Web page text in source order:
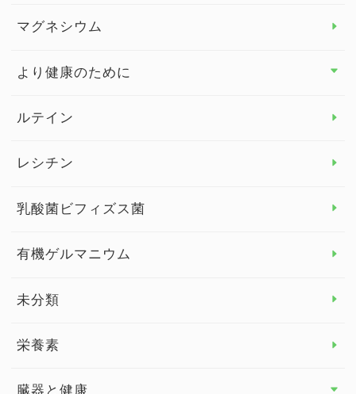
ビタミンE
マグネシウム
より健康のために
より健康のために トップ
眼の健康
睡眠
ルテイン
レシチン
乳酸菌ビフィズス菌
有機ゲルマニウム
未分類
栄養素
臓器と健康